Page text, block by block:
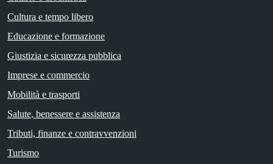
Cultura e tempo libero
Educazione e formazione
Giustizia e sicurezza pubblica
Imprese e commercio
Mobilità e trasporti
Salute, benessere e assistenza
Tributi, finanze e contravvenzioni
Turismo